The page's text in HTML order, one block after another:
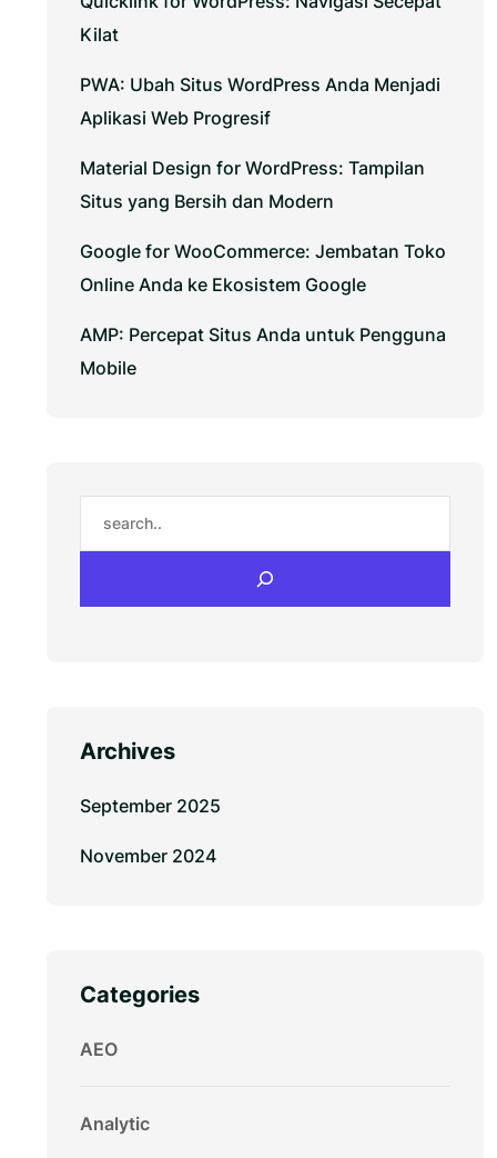
Kilat
PWA: Ubah Situs WordPress Anda Menjadi
Aplikasi Web Progresif
Material Design for WordPress: Tampilan
Situs yang Bersih dan Modern
Google for WooCommerce: Jembatan Toko
Online Anda ke Ekosistem Google
AMP: Percepat Situs Anda untuk Pengguna
Mobile
Archives
September 2025
November 2024
Categories
AEO
Analytic